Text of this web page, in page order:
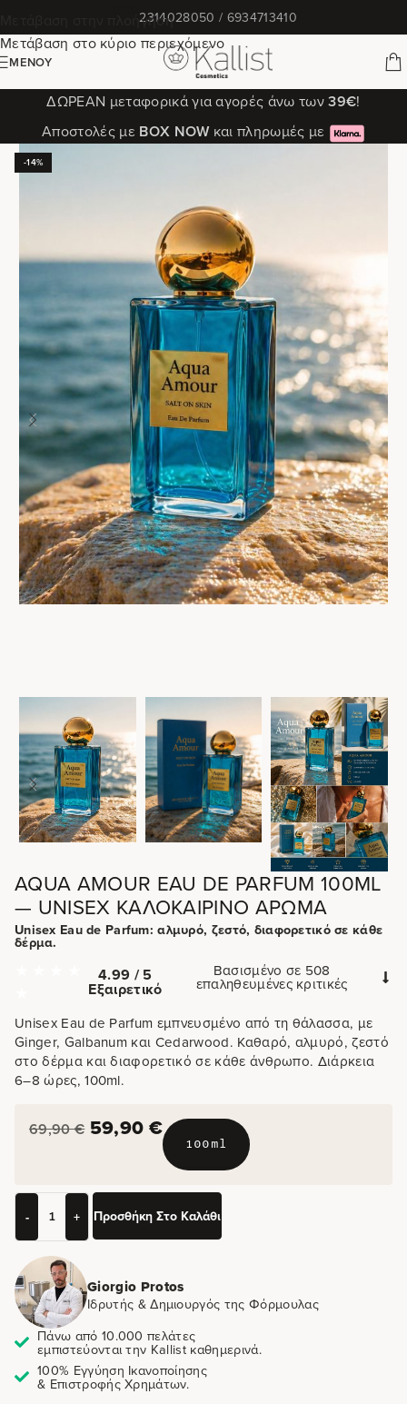
Μετάβαση στην πλοήγηση
Μετάβαση στο κύριο περιεχόμενο
✆2314028050 / 6934713410
ΜΕΝΟΎ
ΔΩΡΕΑΝ μεταφορικά για αγορές άνω των39€!
Αποστολές με ΒΟΧ ΝΟWκαι πληρωμές με
-14%
AQUA AMOUR EAU DE PARFUM 100ML
— UNISEX ΚΑΛΟΚΑΙΡΙΝΌ ΆΡΩΜΑ
Unisex Eau de Parfum: αλμυρό, ζεστό, διαφορετικό σε κάθε
δέρμα.
4.99 / 5
Εξαιρετικό
Βασισμένο σε 508
επαληθευμένες κριτικές
Unisex Eau de Parfum εμπνευσμένο από τη θάλασσα, με
Ginger, Galbanum και Cedarwood. Καθαρό, αλμυρό, ζεστό
στο δέρμα και διαφορετικό σε κάθε άνθρωπο. Διάρκεια
6–8 ώρες, 100ml.
69,90€ 59,90 €
100ml
- + Προσθήκη Στο Καλάθι
Giorgio Protos
Ιδρυτής & Δημιουργός της Φόρμουλας
Πάνω από 10.000 πελάτες
εμπιστεύονται την Kallist καθημερινά.
100% Εγγύηση Ικανοποίησης
& Επιστροφής Χρημάτων.